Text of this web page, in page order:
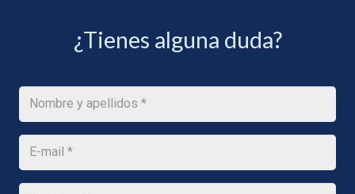
¿Tienes alguna duda?